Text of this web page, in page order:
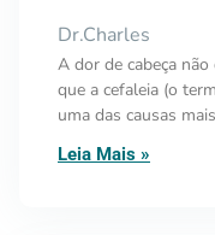
Dr.Charles
A dor de cabeça não
que a cefaleia (o
uma das causas mais
Leia Mais »